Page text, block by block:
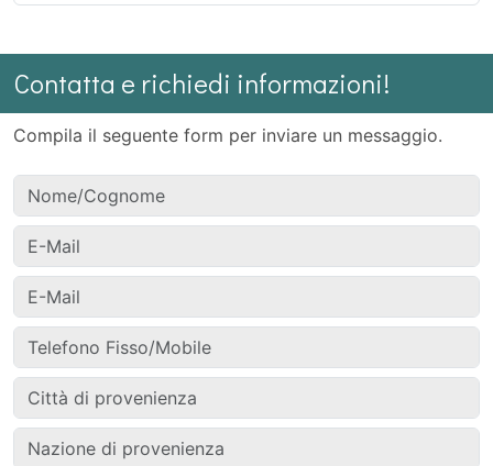
Contatta e richiedi informazioni!
Compila il seguente form per inviare un messaggio.